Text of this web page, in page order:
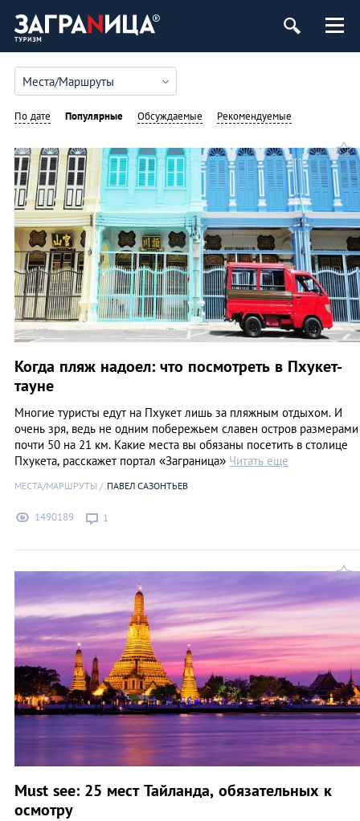
Места/Маршруты
По дате Популярные Обсуждаемые Рекомендуемые
Когда пляж надоел: что посмотреть в Пхукет-
тауне
Многие туристы едут на Пхукет лишь за пляжным отдыхом. И
очень зря, ведь не одним побережьем славен остров размерами
почти 50 на 21 км. Какие места вы обязаны посетить в столице
Пхукета, расскажет портал «Заграница» Читать еще
МЕСТА/МАРШРУТЫ ПАВЕЛ САЗОНТЬЕВ
1490189 1
Must see: 25 мест Тайланда, обязательных к
осмотру